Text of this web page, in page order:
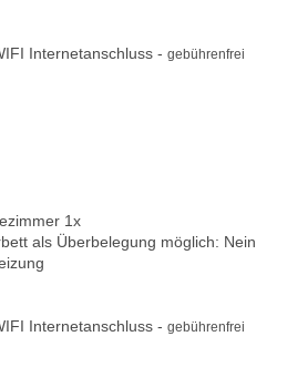
Internetanschluss - gebührenfrei
1x
als Überbelegung möglich: Nein
Internetanschluss - gebührenfrei